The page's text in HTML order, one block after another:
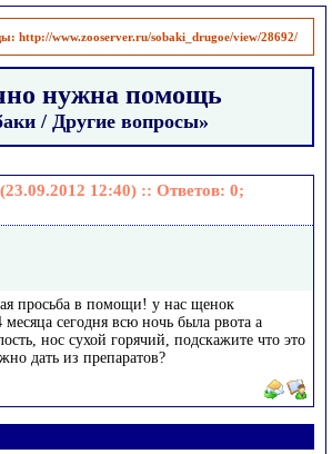
http://www.zooserver.ru/sobaki_drugoe/view/28692/
нужна помощь
/ Другие вопросы»
12:40) :: Ответов: 0;
просьба в помощи! у нас щенок
месяца сегодня всю ночь была рвота а
нос сухой горячий, подскажите что это
дать из препаратов?